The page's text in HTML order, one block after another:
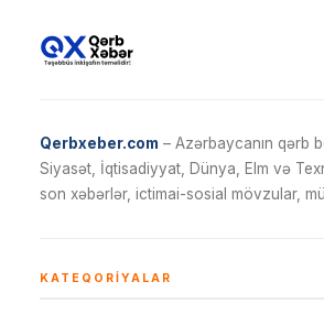
Qerbxeber.com – Azərbaycanın qərb
Siyasət, İqtisadiyyat, Dünya, Elm və
son xəbərlər, ictimai-sosial mövzular,
KATEQORIYALAR